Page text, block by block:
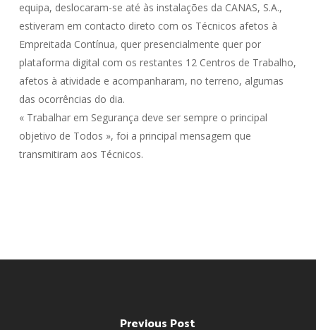
equipa, deslocaram-se até às instalações da CANAS, S.A.,
estiveram em contacto direto com os Técnicos afetos à
Empreitada Contínua, quer presencialmente quer por
plataforma digital com os restantes 12 Centros de Trabalho,
afetos à atividade e acompanharam, no terreno, algumas
das ocorrências do dia.
« Trabalhar em Segurança deve ser sempre o principal
objetivo de Todos », foi a principal mensagem que
transmitiram aos Técnicos.
Previous Post